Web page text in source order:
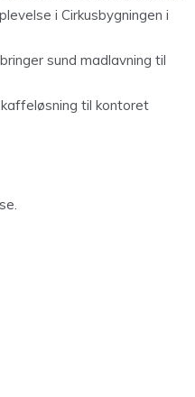
i Cirkusbygningen i
sund madlavning til
til kontoret